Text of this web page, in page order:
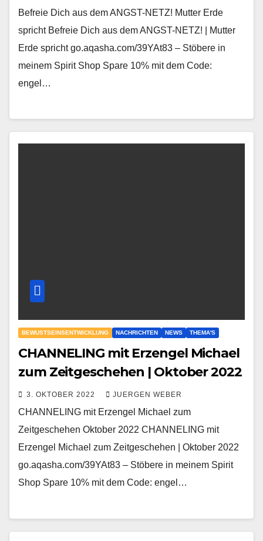
Befreie Dich aus dem ANGST-NETZ! Mutter Erde
spricht Befreie Dich aus dem ANGST-NETZ! | Mutter
Erde spricht go.aqasha.com/39YAt83 – Stöbere in
meinem Spirit Shop Spare 10% mit dem Code:
engel…
BEWUSTSEINSENTWICKLUNG NACHRICHTEN NEWS THEMA'S
CHANNELING mit Erzengel Michael
zum Zeitgeschehen | Oktober 2022
3. OKTOBER 2022 JUERGEN WEBER
CHANNELING mit Erzengel Michael zum
Zeitgeschehen Oktober 2022 CHANNELING mit
Erzengel Michael zum Zeitgeschehen | Oktober 2022
go.aqasha.com/39YAt83 – Stöbere in meinem Spirit
Shop Spare 10% mit dem Code: engel…